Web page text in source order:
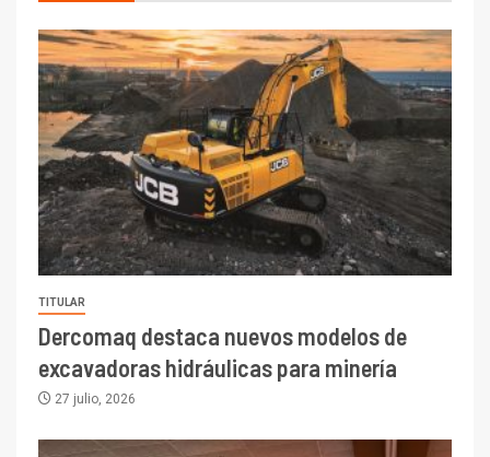
TITULAR
Dercomaq destaca nuevos modelos de
excavadoras hidráulicas para minería
27 julio, 2026